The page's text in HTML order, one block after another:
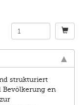
strukturiert
Bevölkerung en